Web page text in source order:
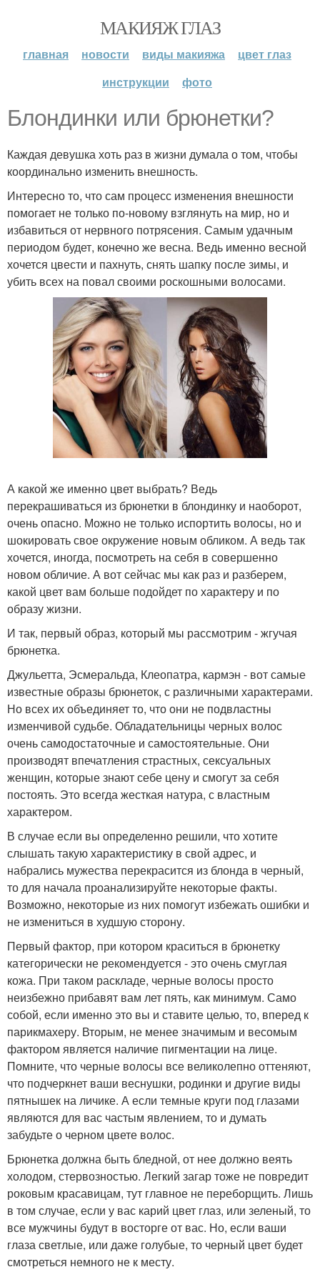
МАКИЯЖ ГЛАЗ
главная новости виды макияжа
цвет глаз
инструкции
фото
Блондинки или брюнетки?
Каждая девушка хоть раз в жизни думала о том, чтобы
координально изменить внешность.
Интересно то, что сам процесс изменения внешности
помогает не только по-новому взглянуть на мир, но и
избавиться от нервного потрясения. Самым удачным
периодом будет, конечно же весна. Ведь именно весной
хочется цвести и пахнуть, снять шапку после зимы, и
убить всех на повал своими роскошными волосами.
А какой же именно цвет выбрать? Ведь
перекрашиваться из брюнетки в блондинку и наоборот,
очень опасно. Можно не только испортить волосы, но и
шокировать свое окружение новым обликом. А ведь так
хочется, иногда, посмотреть на себя в совершенно
новом обличие. А вот сейчас мы как раз и разберем,
какой цвет вам больше подойдет по характеру и по
образу жизни.
И так, первый образ, который мы рассмотрим - жгучая
брюнетка.
Джульетта, Эсмеральда, Клеопатра, кармэн - вот самые
известные образы брюнеток, с различными характерами.
Но всех их объединяет то, что они не подвластны
изменчивой судьбе. Обладательницы черных волос
очень самодостаточные и самостоятельные. Они
производят впечатления страстных, сексуальных
женщин, которые знают себе цену и смогут за себя
постоять. Это всегда жесткая натура, с властным
характером.
В случае если вы определенно решили, что хотите
слышать такую характеристику в свой адрес, и
набрались мужества перекрасится из блонда в черный,
то для начала проанализируйте некоторые факты.
Возможно, некоторые из них помогут избежать ошибки и
не измениться в худшую сторону.
Первый фактор, при котором краситься в брюнетку
категорически не рекомендуется - это очень смуглая
кожа. При таком раскладе, черные волосы просто
неизбежно прибавят вам лет пять, как минимум. Само
собой, если именно это вы и ставите целью, то, вперед к
парикмахеру. Вторым, не менее значимым и весомым
фактором является наличие пигментации на лице.
Помните, что черные волосы все великолепно оттеняют,
что подчеркнет ваши веснушки, родинки и другие виды
пятнышек на личике. А если темные круги под глазами
являются для вас частым явлением, то и думать
забудьте о черном цвете волос.
Брюнетка должна быть бледной, от нее должно веять
холодом, стервозностью. Легкий загар тоже не повредит
роковым красавицам, тут главное не переборщить. Лишь
в том случае, если у вас карий цвет глаз, или зеленый, то
все мужчины будут в восторге от вас. Но, если ваши
глаза светлые, или даже голубые, то черный цвет будет
смотреться немного не к месту.